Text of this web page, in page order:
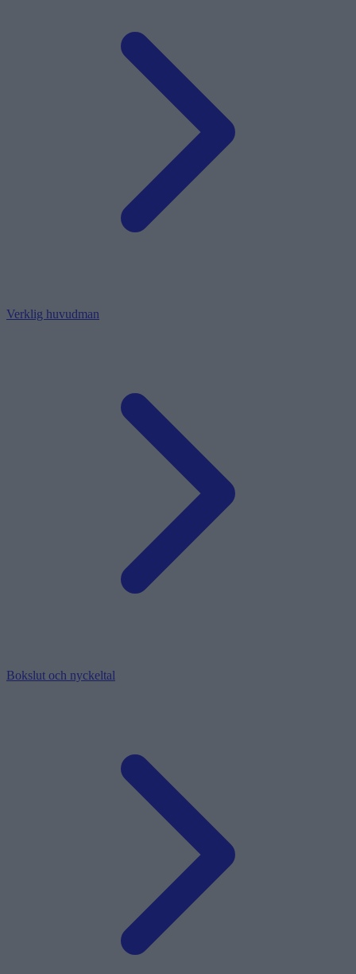
Verklig huvudman
Bokslut och nyckeltal